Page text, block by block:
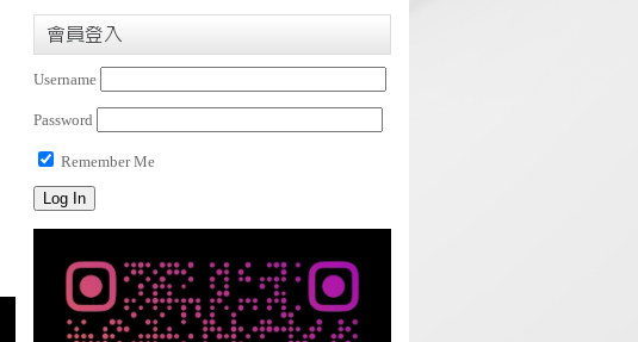
會員登入
Username
Password
Remember Me